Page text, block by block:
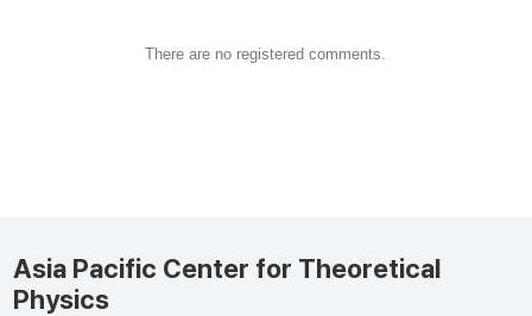
There are no registered comments.
Asia Pacific Center for Theoretical
Physics